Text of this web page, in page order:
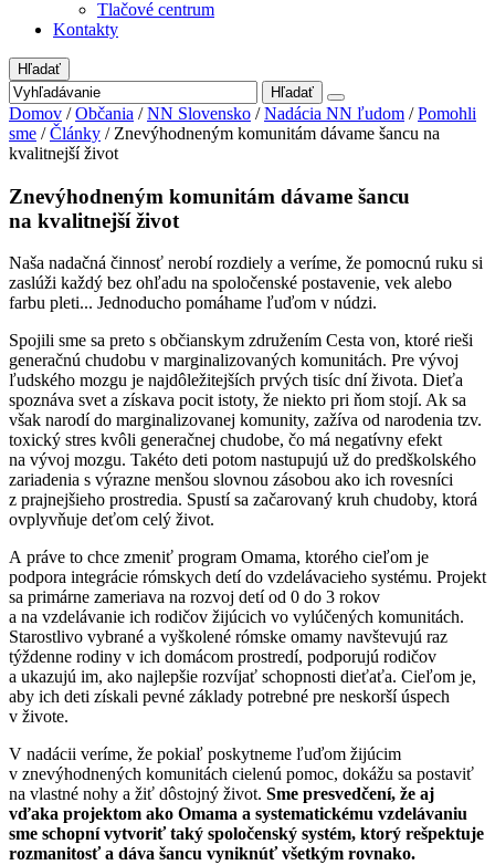
Tlačové centrum
Kontakty
Hľadať
Hľadať
Domov / Občania / NN Slovensko / Nadácia NN ľudom / Pomohli
sme / Články /Znevýhodneným komunitám dávame šancu na
kvalitnejší život
Znevýhodneným komunitám dávame šancu
na kvalitnejší život
Naša nadačná činnosť nerobí rozdiely a veríme, že pomocnú ruku si
zaslúži každý bez ohľadu na spoločenské postavenie, vek alebo
farbu pleti... Jednoducho pomáhame ľuďom v núdzi.
Spojili sme sa preto s občianskym združením Cesta von, ktoré rieši
generačnú chudobu v marginalizovaných komunitách. Pre vývoj
ľudského mozgu je najdôležitejších prvých tisíc dní života. Dieťa
spoznáva svet a získava pocit istoty, že niekto pri ňom stojí. Ak sa
však narodí do marginalizovanej komunity, zažíva od narodenia tzv.
toxický stres kvôli generačnej chudobe, čo má negatívny efekt
na vývoj mozgu. Takéto deti potom nastupujú už do predškolského
zariadenia s výrazne menšou slovnou zásobou ako ich rovesníci
z prajnejšieho prostredia. Spustí sa začarovaný kruh chudoby, ktorá
ovplyvňuje deťom celý život.
A práve to chce zmeniť program Omama, ktorého cieľom je
podpora integrácie rómskych detí do vzdelávacieho systému. Projekt
sa primárne zameriava na rozvoj detí od 0 do 3 rokov
a na vzdelávanie ich rodičov žijúcich vo vylúčených komunitách.
Starostlivo vybrané a vyškolené rómske omamy navštevujú raz
týždenne rodiny v ich domácom prostredí, podporujú rodičov
a ukazujú im, ako najlepšie rozvíjať schopnosti dieťaťa. Cieľom je,
aby ich deti získali pevné základy potrebné pre neskorší úspech
v živote.
V nadácii veríme, že pokiaľ poskytneme ľuďom žijúcim
v znevýhodnených komunitách cielenú pomoc, dokážu sa postaviť
na vlastné nohy a žiť dôstojný život. Sme presvedčení, že aj
vďaka projektom ako Omama a systematickému vzdelávaniu
sme schopní vytvoriť taký spoločenský systém, ktorý rešpektuje
rozmanitosť a dáva šancu vyniknúť všetkým rovnako.